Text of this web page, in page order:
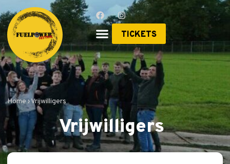
TICKETS
Home › Vrijwilligers
Vrijwilligers